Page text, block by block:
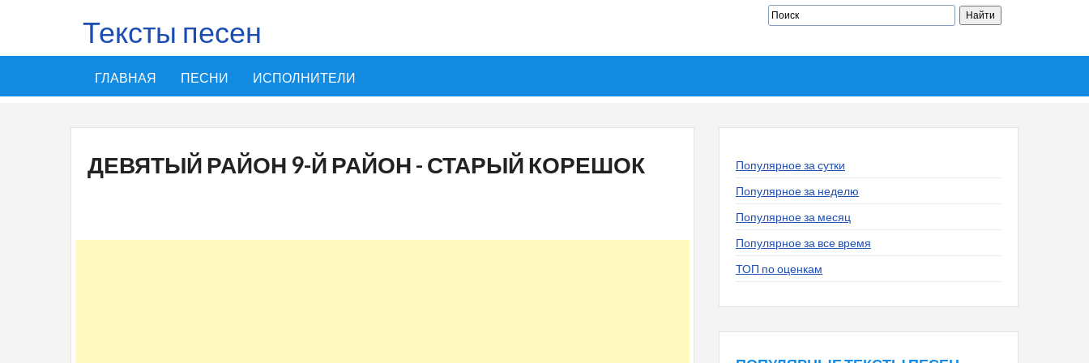
Тексты песен
ГЛАВНАЯ ПЕСНИ ИСПОЛНИТЕЛИ
ДЕВЯТЫЙ РАЙОН 9-Й РАЙОН - СТАРЫЙ КОРЕШОК
Популярное за сутки
Популярное за неделю
Популярное за месяц
Популярное за все время
ТОП по оценкам